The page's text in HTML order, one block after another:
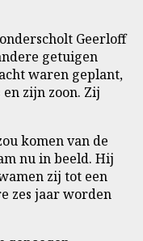
Geerloff
getuigen
waren geplant,
zijn zoon. Zij
komen van de
nu in beeld. Hij
zij tot een
zes jaar worden